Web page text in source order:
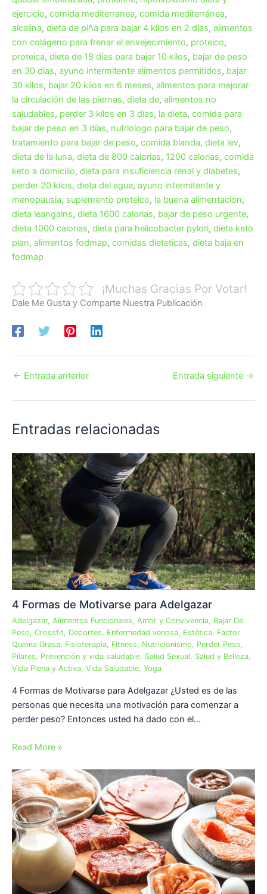
ejercicio, comida mediterranea, comida mediterránea,
alcalina, dieta de piña para bajar 4 kilos en 2 días, alimentos
con colágeno para frenar el envejecimiento, proteico,
proteica, dieta de 18 días para bajar 10 kilos, bajar de peso
en 30 dias, ayuno intermitente alimentos permitidos, bajar
30 kilos, bajar 20 kilos en 6 meses, alimentos para mejorar
la circulación de las piernas, dieta de, alimentos no
saludables, perder 3 kilos en 3 días, la dieta, comida para
bajar de peso en 3 días, nutriologo para bajar de peso,
tratamiento para bajar de peso, comida blanda, dieta lev,
dieta de la luna, dieta de 800 calorias, 1200 calorias, comida
keto a domicilio, dieta para insuficiencia renal y diabetes,
perder 20 kilos, dieta del agua, ayuno intermitente y
menopausia, suplemento proteico, la buena alimentacion,
dieta leangains, dieta 1600 calorias, bajar de peso urgente,
dieta 1000 calorias, dieta para helicobacter pylori, dieta keto
plan, alimentos fodmap, comidas dieteticas, dieta baja en
fodmap
¡Muchas Gracias Por Votar!
Dale Me Gusta y Comparte Nuestra Publicación
← Entrada anterior Entrada siguiente →
Entradas relacionadas
4 Formas de Motivarse para Adelgazar
Adelgazar, Alimentos Funcionales, Amor y Convivencia, Bajar De
Peso, Crossfit, Deportes, Enfermedad venosa, Estética, Factor
Quema Grasa, Fisioterapia, Fitness, Nutricionismo, Perder Peso,
Pilates, Prevención y vida saludable, Salud Sexual, Salud y Belleza,
Vida Plena y Activa, Vida Saludable, Yoga
4 Formas de Motivarse para Adelgazar ¿Usted es de las
personas que necesita una motivación para comenzar a
perder peso? Entonces usted ha dado con el…
Read More »